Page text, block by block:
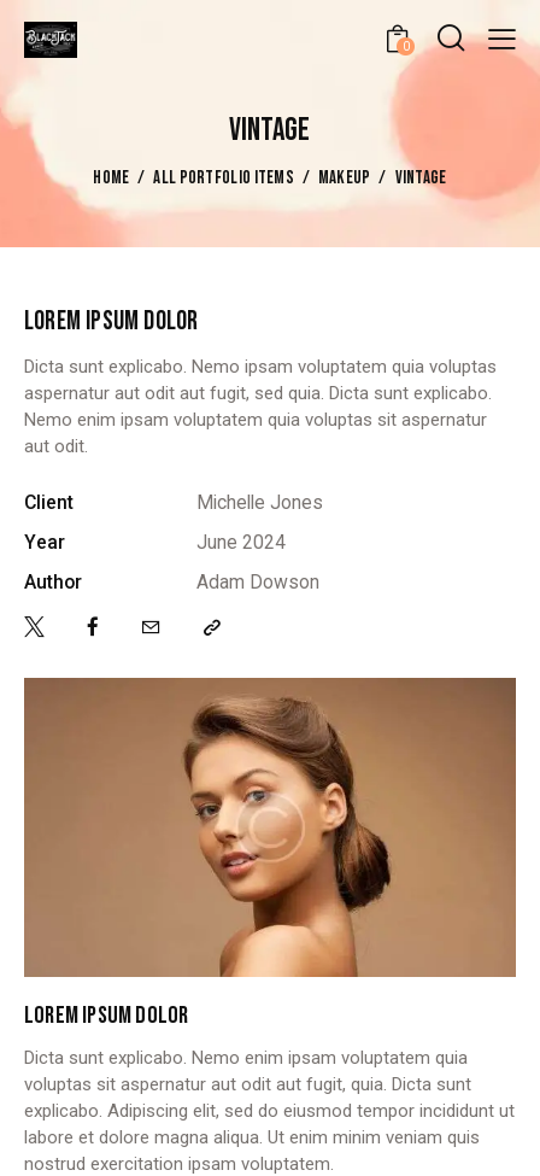
0
VINTAGE
HOME ALL PORTFOLIO ITEMS MAKEUP VINTAGE
LOREM IPSUM DOLOR
Dicta sunt explicabo. Nemo ipsam voluptatem quia voluptas
aspernatur aut odit aut fugit, sed quia. Dicta sunt explicabo.
Nemo enim ipsam voluptatem quia voluptas sit aspernatur
aut odit.
Client
Michelle Jones
Year
June 2024
Author
Adam Dowson
LOREM IPSUM DOLOR
Dicta sunt explicabo. Nemo enim ipsam voluptatem quia
voluptas sit aspernatur aut odit aut fugit, quia. Dicta sunt
explicabo. Adipiscing elit, sed do eiusmod tempor incididunt ut
labore et dolore magna aliqua. Ut enim minim veniam quis
nostrud exercitation ipsam voluptatem.